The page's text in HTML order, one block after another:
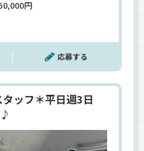
働きやすさも》☆毎日夕
の決まった道の運転だけ
社員に！】
円
応募する
ッフ＊平日週3日